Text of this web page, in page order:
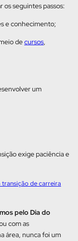
seguintes passos:
e conhecimento;
decursos,
um
exige paciência e
de carreira
pelo Dia do
com as
área, nunca foi um